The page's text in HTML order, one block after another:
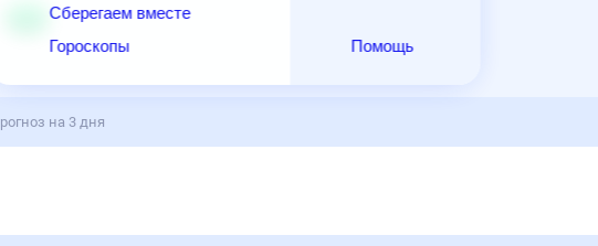
Сберегаем вместе
Гороскопы
Помощь
на 3 дня